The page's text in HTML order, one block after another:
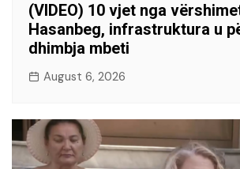
(VIDEO) 10 vjet nga
Hasanbeg, infrastruktura u
dhimbja mbeti
August 6, 2026